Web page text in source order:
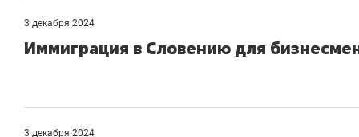
3 декабря 2024
Иммиграция в Словению для
3 декабря 2024